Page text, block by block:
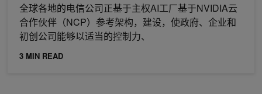
全球各地的电信公司正基于主权AI工厂基于NVIDIA云
合作伙伴（NCP）参考架构，建设，使政府、企业和
初创公司能够以适当的控制力、
3 MIN READ